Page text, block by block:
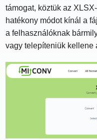
támogat, köztük az
hatékony módot kínál a
a felhasználóknak
vagy telepíteniük kellene